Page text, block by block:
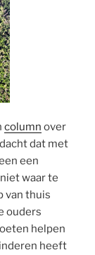
column over
dat met
een
waar te
van thuis
ouders
helpen
heeft